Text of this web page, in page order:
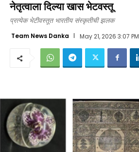
नेतृत्वाला दिल्या खास भेटवस्तू
प्रत्येक भेटीवस्तूत भारतीय संस्कृतीची झलक
Team News Danka May 21, 2026 3:07 PM